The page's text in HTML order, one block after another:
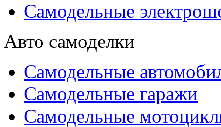
Самодельные
Авто самоделки
Самодельные
Самодельные гаражи
Самодельные